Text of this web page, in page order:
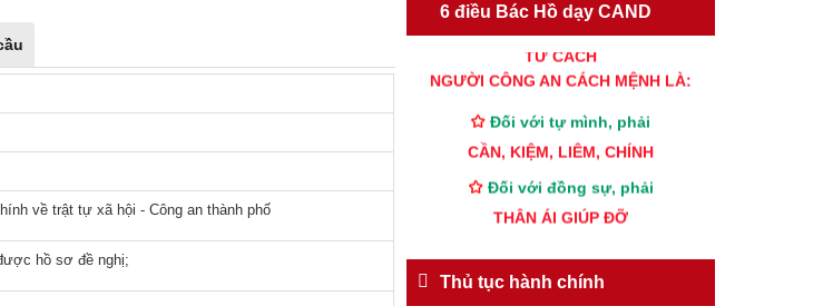
Tìm tung tích nạn nhân
về trật tự xã hội - Công an thành phố
hồ sơ đề nghị;
6 điều Bác Hồ dạy CAND
NGƯỜI CÔNG AN CÁCH MỆNH LÀ:
CẦN, KIỆM, LIÊM, CHÍNH
Thủ tục hành chính